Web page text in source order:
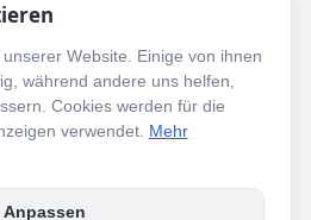
Website. Einige von ihnen
während andere uns helfen,
Cookies werden für die
verwendet. Mehr
Anpassen